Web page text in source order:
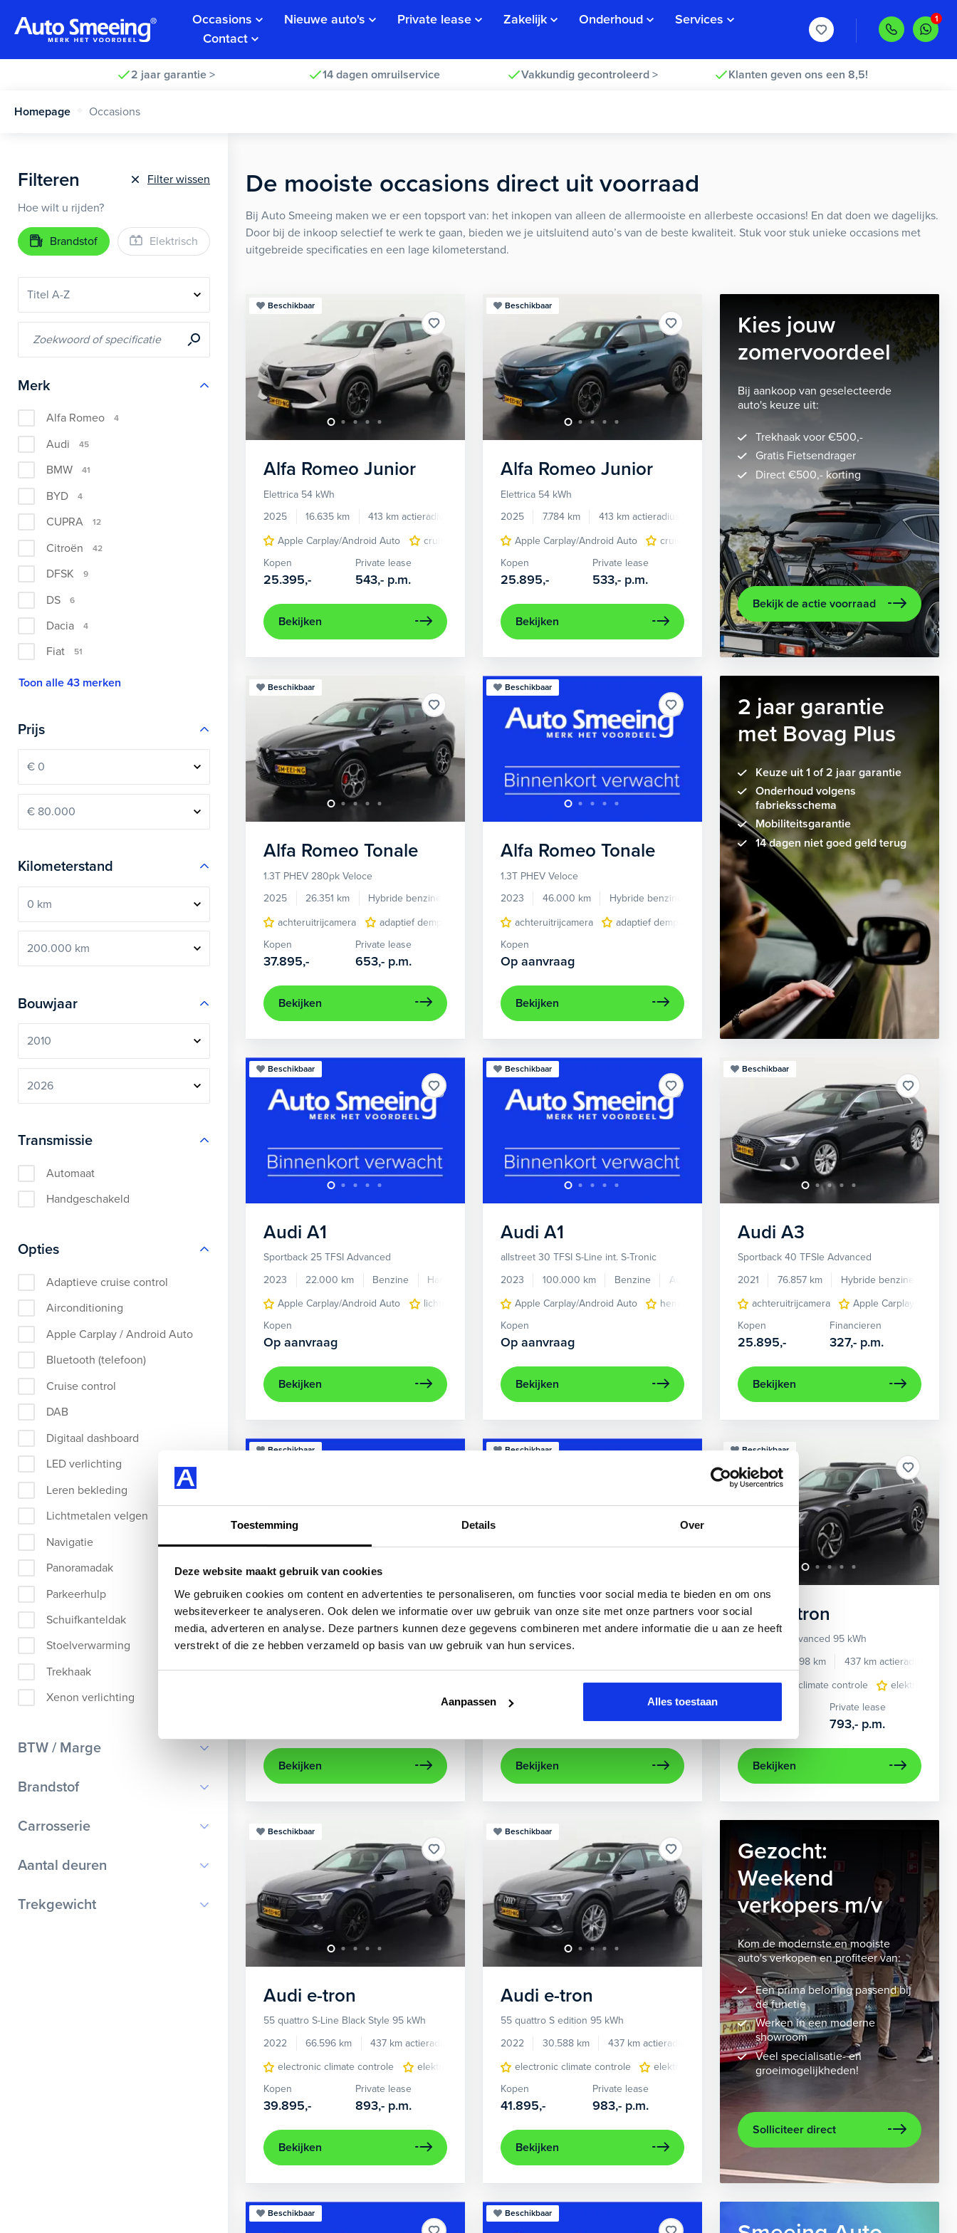
Toestemming Details Over
Deze website maakt gebruik van cookies
We gebruiken cookies om content en advertenties te personaliseren, om functies voor social media te bieden en om ons
websiteverkeer te analyseren. Ook delen we informatie over uw gebruik van onze site met onze partners voor social
media, adverteren en analyse. Deze partners kunnen deze gegevens combineren met andere informatie die u aan ze heeft
verstrekt of die ze hebben verzameld op basis van uw gebruik van hun services.
Aanpassen Alles toestaan
Occasions Nieuwe auto's Private lease Zakelijk Onderhoud
Services
Contact
2 jaar garantie > 14 dagen omruilservice Vakkundig gecontroleerd > Klanten geven ons een 8,5!
Homepage Occasions
Filteren
Filter wissen
Hoe wilt u rijden?
Brandstof Elektrisch
Merk
Alfa Romeo 4
Audi 45
BMW 41
BYD 4
CUPRA 12
Citroën 42
DFSK 9
DS 6
Dacia 4
Fiat 51
Toon alle 43 merken
Prijs
Kilometerstand
Bouwjaar
Transmissie
Automaat
Handgeschakeld
Opties
Adaptieve cruise control
Airconditioning
Apple Carplay / Android Auto
Bluetooth (telefoon)
Cruise control
DAB
Digitaal dashboard
LED verlichting
Leren bekleding
Lichtmetalen velgen
Navigatie
Panoramadak
Parkeerhulp
Schuifkanteldak
Stoelverwarming
Trekhaak
Xenon verlichting
BTW / Marge
BTW
Brandstof
Benzine
Elektrisch
Hybride benzine
Carrosserie
Bestelauto
Chassis cabine
Aantal deuren
Trekgewicht
De mooiste occasions direct uit voorraad
Bij Auto Smeeing maken we er een topsport van: het inkopen van alleen de allermooiste en allerbeste occasions! En dat doen we dagelijks.
Door bij de inkoop selectief te werk te gaan, bieden we je uitsluitend auto’s van de beste kwaliteit. Stuk voor stuk unieke occasions met
uitgebreide specificaties en een lage kilometerstand.
Beschikbaar
Alfa Romeo Junior
Elettrica 54 kWh
2025
16.635 km 413 km actieradius
Elektrisch
Apple Carplay/Android Auto
cruise control adaptief LED koplampen lichtmetalen velgen 5-spaaks 18"
volledig digitaal
Kopen
25.395,-
Private lease
543,- p.m.
Bekijken
Beschikbaar
Alfa Romeo Junior
Elettrica 54 kWh
2025
7.784 km 413 km actieradius
Elektrisch
Apple Carplay/Android Auto
cruise control adaptief LED koplampen
lichtmetalen
Kopen
25.895,-
Private lease
533,- p.m.
Bekijken
Kies jouw
zomervoordeel
Bij aankoop van geselecteerde
auto's keuze uit:
Trekhaak voor €500,-
Gratis Fietsendrager
Direct €500,- korting
Bekijk de actie voorraad
Beschikbaar
Alfa Romeo Tonale
1.3T PHEV 280pk Veloce
2025
26.351 km Hybride benzine
Automaat
achteruitrijcamera
adaptief demping systeem audio installatie premium cruise control adaptief dodehoek detectie
elektrisch
Kopen
37.895,-
Private lease
653,- p.m.
Bekijken
Beschikbaar
Alfa Romeo Tonale
1.3T PHEV Veloce
2023
46.000 km Hybride benzine
Automaat
achteruitrijcamera
adaptief demping systeem Apple Carplay/Android Auto
audio
Kopen
Op aanvraag
Bekijken
2 jaar garantie
met Bovag Plus
Keuze uit 1 of 2 jaar garantie
Onderhoud volgens
fabrieksschema
Mobiliteitsgarantie
14 dagen niet goed geld terug
Beschikbaar
Audi A1
Sportback 25 TFSI Advanced
2023
22.000 km Benzine
Handgeschakeld
Apple Carplay/Android Auto
lichtmetalen velgen 5-spaaks 17"
voorstoelen verwarmd
Kopen
Op aanvraag
Bekijken
Beschikbaar
Audi A1
allstreet 30 TFSI S-Line int. S-Tronic
2023
100.000 km Benzine
Automaat
Apple Carplay/Android Auto
hemelbekleding donker lichtmetalen velgen 7-spaaks 17"
Kopen
Op aanvraag
Bekijken
Beschikbaar
Audi A3
Sportback 40 TFSIe Advanced
2021
76.857 km Hybride benzine
achteruitrijcamera
Apple Carplay/Android
Kopen
25.895,-
Financieren
327,- p.m.
Bekijken
Beschikbaar
Audi A3
Sportback 40 TFSIe Plug-In
electronic climate controle elektrisch glazen panorama-dak lederen bekleding
Bekijken
Beschikbaar
Audi A3
Sportback 40 TFSIe Advanced
achteruitrijcamera
Apple Carplay/Android Auto electronic climate controle
lichtmetalen
Kopen
Bekijken
Beschikbaar
Audi e-tron
55 quattro Advanced 95 kWh
34.998 km 437 km actieradius
electronic climate controle
elektrisch
36.895,-
Private lease
793,- p.m.
Bekijken
Beschikbaar
Audi e-tron
55 quattro S-Line Black Style 95 kWh
2022
66.596 km 437 km actieradius
Elektrisch
electronic climate controle
elektrisch glazen panorama-dak lichtmetalen velgen 10-spaaks 21" luxe lederen bekleding metaalkleur
Kopen
39.895,-
Private lease
893,- p.m.
Bekijken
Beschikbaar
Audi e-tron
55 quattro S edition 95 kWh
2022
30.588 km 437 km actieradius
Elektrisch
electronic climate controle
elektrisch glazen panorama-dak lederen/stof bekleding
Kopen
41.895,-
Private lease
983,- p.m.
Bekijken
Gezocht:
Weekend
verkopers m/v
Kom de modernste en mooiste
auto's verkopen en profiteer van:
Een prima beloning passend bij
de functie
Werken in een moderne
showroom
Veel specialisatie- en
groeimogelijkheden!
Solliciteer direct
Beschikbaar Beschikbaar